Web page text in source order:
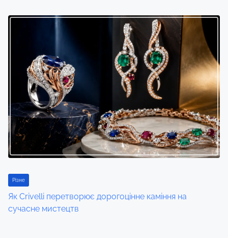
Різне
Як Crivelli перетворює дорогоцінне каміння на
сучасне мистецтв